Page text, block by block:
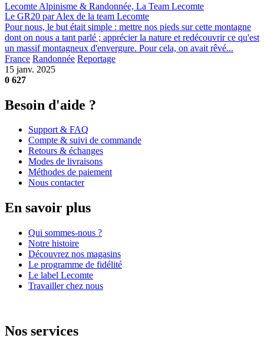
Lecomte Alpinisme & Randonnée, La Team Lecomte
Le GR20 par Alex de la team Lecomte
Pour nous, le but était simple : mettre nos pieds sur cette montagne
dont on nous a tant parlé ; apprécier la nature et redécouvrir ce qu'est
un massif montagneux d'envergure. Pour cela, on avait rêvé...
France Randonnée Reportage
15 janv. 2025
0 627
Besoin d'aide ?
Support & FAQ
Compte & suivi de commande
Retours & échanges
Modes de livraisons
Méthodes de paiement
Nous contacter
En savoir plus
Qui sommes-nous ?
Notre histoire
Découvrez nos magasins
Le programme de fidélité
Le label Lecomte
Travailler chez nous
Nos services